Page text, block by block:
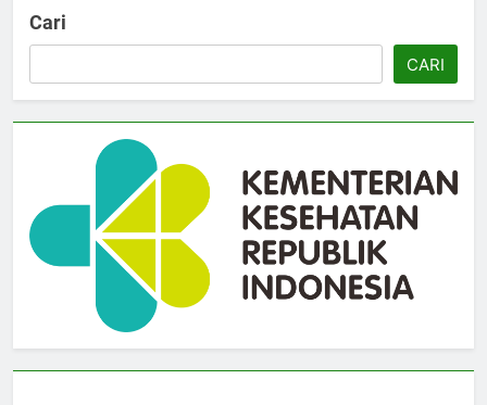
Cari
CARI